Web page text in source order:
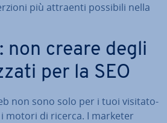
più attraenti possibili nella
non creare degli
per la SEO
non sono solo per i tuoi vi­si­ta­to­
motori di ricerca. I marketer